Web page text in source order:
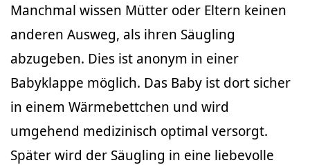
Manchmal wissen Mütter oder Eltern keinen
anderen Ausweg, als ihren Säugling
abzugeben. Dies ist anonym in einer
Babyklappe möglich. Das Baby ist dort sicher
in einem Wärmebettchen und wird
umgehend medizinisch optimal versorgt.
Später wird der Säugling in eine liebevolle